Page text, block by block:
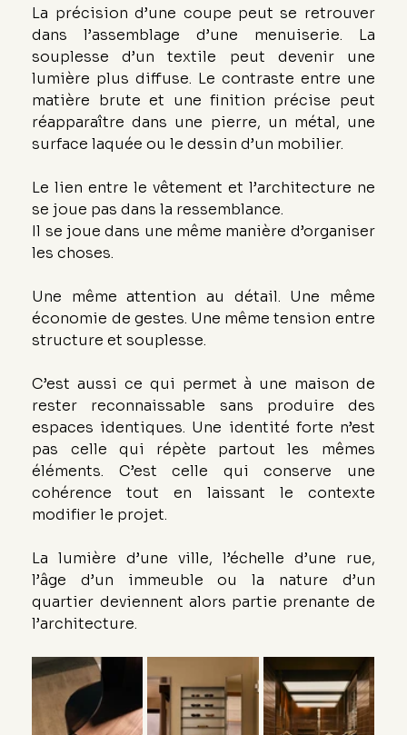
La précision d’une coupe peut se retrouver
dans l’assemblage d’une menuiserie. La
souplesse d’un textile peut devenir une
lumière plus diffuse. Le contraste entre une
matière brute et une finition précise peut
réapparaître dans une pierre, un métal, une
surface laquée ou le dessin d’un mobilier.
Le lien entre le vêtement et l’architecture ne
se joue pas dans la ressemblance.
Il se joue dans une même manière d’organiser
les choses.
Une même attention au détail. Une même
économie de gestes. Une même tension entre
structure et souplesse.
C’est aussi ce qui permet à une maison de
rester reconnaissable sans produire des
espaces identiques. Une identité forte n’est
pas celle qui répète partout les mêmes
éléments. C’est celle qui conserve une
cohérence tout en laissant le contexte
modifier le projet.
La lumière d’une ville, l’échelle d’une rue,
l’âge d’un immeuble ou la nature d’un
quartier deviennent alors partie prenante de
l’architecture.